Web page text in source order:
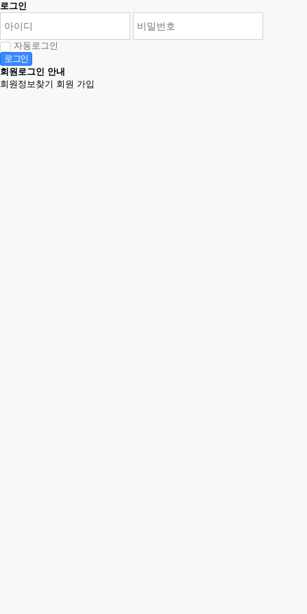
로그인
자동로그인
로그인
회원로그인 안내
회원정보찾기 회원 가입